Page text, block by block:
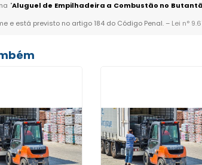
"Aluguel de Empilhadeira a Combustão no Butantã
e está previsto no artigo 184 do Código Penal. – Lei n°